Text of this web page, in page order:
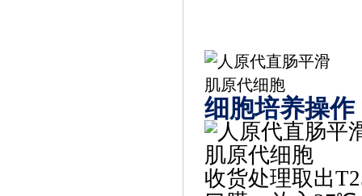
细胞培养操作
收货处理取出